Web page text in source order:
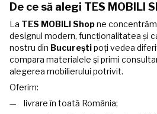
De ce să alegi TES MOBILI
La TES MOBILI Shopne
designul modern, funcționalitatea și
nostru din Bucureștipoți vedea
compara materialele și primi
alegerea mobilierului potrivit.
Oferim:
livrare în toată România;